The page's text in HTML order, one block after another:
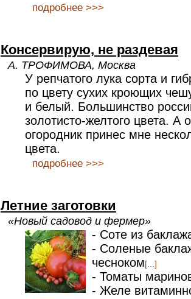
подробнее >>>
Консервирую, не раздевая
А. ТРОФИМОВА, Москва
У репчатого лука сорта и
по цвету сухих кроющих
и белый. Большинство
золотисто-желтого цвета.
огородник принес мне
цвета.
подробнее >>>
Летние заготовки
«Новый садовод и фермер»
- Соте из
- Соленые
чесноком[...]
- Томаты
- Желе